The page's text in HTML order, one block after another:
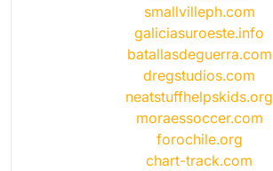
smallvilleph.com
galiciasuroeste.info
batallasdeguerra.com
dregstudios.com
neatstuffhelpskids.org
moraessoccer.com
forochile.org
chart-track.com